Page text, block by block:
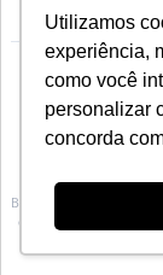
Utilizamos
experiência,
como você
personalizar
concorda
Baeta Assessoria de
especializada na